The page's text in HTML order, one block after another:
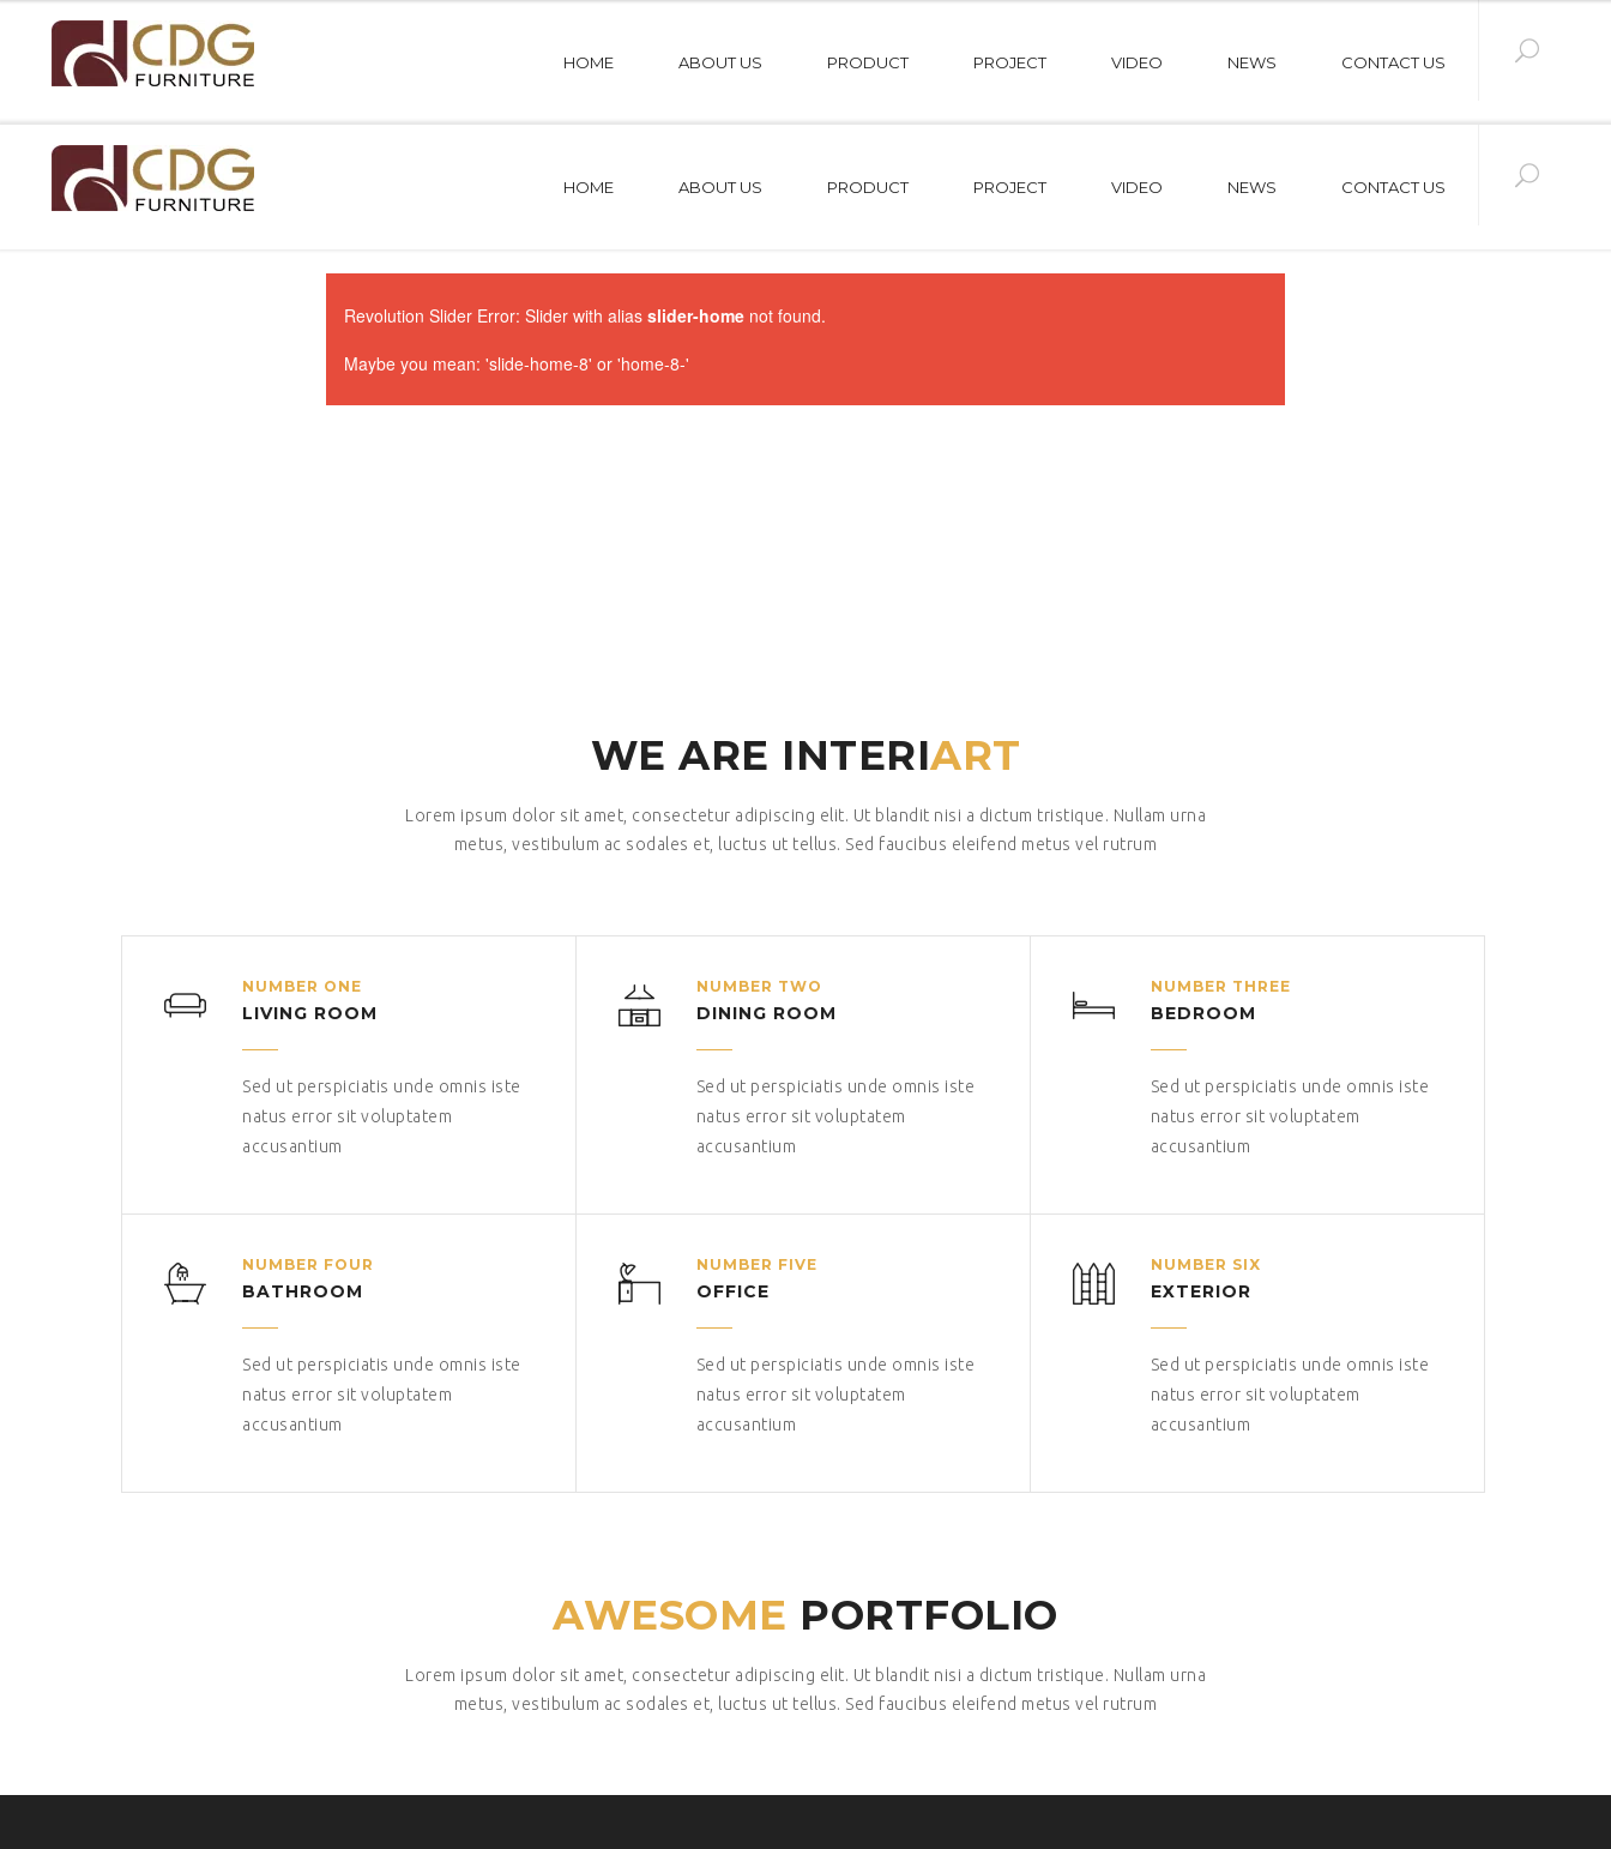
HOME ABOUT US PRODUCT PROJECT VIDEO NEWS CONTACT US
HOME ABOUT US PRODUCT PROJECT VIDEO NEWS CONTACT US
Revolution Slider Error: Slider with alias slider-home not found.
Maybe you mean: 'slide-home-8' or 'home-8-'
WE ARE INTERIART
Lorem ipsum dolor sit amet, consectetur adipiscing elit. Ut blandit nisi a dictum tristique. Nullam urna
metus, vestibulum ac sodales et, luctus ut tellus. Sed faucibus eleifend metus vel rutrum
NUMBER ONE
LIVING ROOM
Sed ut perspiciatis unde omnis iste
natus error sit voluptatem
accusantium
NUMBER TWO
DINING ROOM
Sed ut perspiciatis unde omnis iste
natus error sit voluptatem
accusantium
NUMBER THREE
BEDROOM
Sed ut perspiciatis unde omnis iste
natus error sit voluptatem
accusantium
NUMBER FOUR
BATHROOM
Sed ut perspiciatis unde omnis iste
natus error sit voluptatem
accusantium
NUMBER FIVE
OFFICE
Sed ut perspiciatis unde omnis iste
natus error sit voluptatem
accusantium
NUMBER SIX
EXTERIOR
Sed ut perspiciatis unde omnis iste
natus error sit voluptatem
accusantium
AWESOME PORTFOLIO
Lorem ipsum dolor sit amet, consectetur adipiscing elit. Ut blandit nisi a dictum tristique. Nullam urna
metus, vestibulum ac sodales et, luctus ut tellus. Sed faucibus eleifend metus vel rutrum